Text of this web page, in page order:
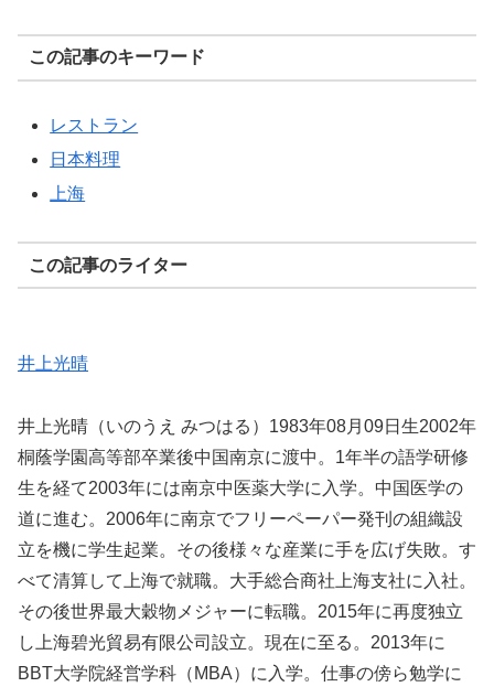
この記事のキーワード
レストラン
日本料理
上海
この記事のライター
井上光晴
井上光晴（いのうえ みつはる）1983年08月09日生2002年
桐蔭学園高等部卒業後中国南京に渡中。1年半の語学研修
生を経て2003年には南京中医薬大学に入学。中国医学の
道に進む。2006年に南京でフリーペーパー発刊の組織設
立を機に学生起業。その後様々な産業に手を広げ失敗。す
べて清算して上海で就職。大手総合商社上海支社に入社。
その後世界最大穀物メジャーに転職。2015年に再度独立
し上海碧光貿易有限公司設立。現在に至る。2013年に
BBT大学院経営学科（MBA）に入学。仕事の傍ら勉学に